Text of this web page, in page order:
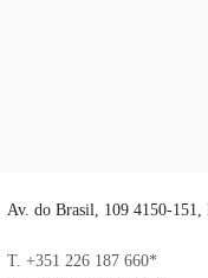
Av. do Brasil, 109 4150-151,
T. +351 226 187 660*